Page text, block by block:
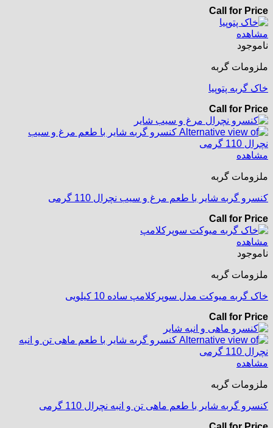
Call for Price
مشاهده
ناموجود
ملزومات گربه
خاک گربه پتوپیا
Call for Price
مشاهده
ملزومات گربه
کنسرو گربه شایر با طعم مرغ و سیب نچرال 110 گرمی
Call for Price
مشاهده
ناموجود
ملزومات گربه
خاک گربه میوکت مدل سوپرکلامپ ساده 10 کیلویی
Call for Price
مشاهده
ملزومات گربه
کنسرو گربه شایر با طعم ماهی تن و انبه نچرال 110 گرمی